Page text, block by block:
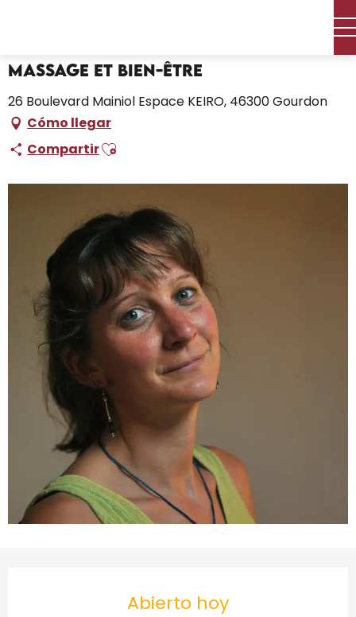
principal
Massage et Bien-être
26 Boulevard Mainiol Espace KEIRO, 46300 Gourdon
Cómo llegar
CompartirAjouter aux favoris
Abierto hoy